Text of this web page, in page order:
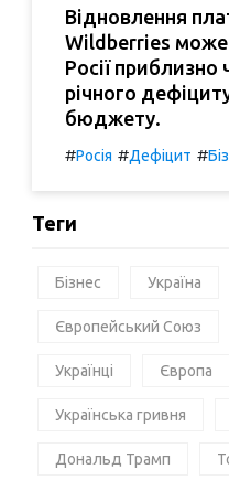
Відновлення
Wildberries
Росії приблизно
річного
бюджету.
#Росія #Дефіцит #
Теги
Бізнес Україна
Європейський Союз
Українці Європа
Українська гривня
Дональд Трамп